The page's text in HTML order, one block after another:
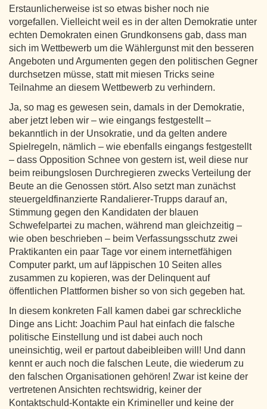
Erstaunlicherweise ist so etwas bisher noch nie
vorgefallen. Vielleicht weil es in der alten Demokratie unter
echten Demokraten einen Grundkonsens gab, dass man
sich im Wettbewerb um die Wählergunst mit den besseren
Angeboten und Argumenten gegen den politischen Gegner
durchsetzen müsse, statt mit miesen Tricks seine
Teilnahme an diesem Wettbewerb zu verhindern.
Ja, so mag es gewesen sein, damals in der Demokratie,
aber jetzt leben wir – wie eingangs festgestellt –
bekanntlich in der Unsokratie, und da gelten andere
Spielregeln, nämlich – wie ebenfalls eingangs festgestellt
– dass Opposition Schnee von gestern ist, weil diese nur
beim reibungslosen Durchregieren zwecks Verteilung der
Beute an die Genossen stört. Also setzt man zunächst
steuergeldfinanzierte Randalierer-Trupps darauf an,
Stimmung gegen den Kandidaten der blauen
Schwefelpartei zu machen, während man gleichzeitig –
wie oben beschrieben – beim Verfassungsschutz zwei
Praktikanten ein paar Tage vor einem internetfähigen
Computer parkt, um auf läppischen 10 Seiten alles
zusammen zu kopieren, was der Delinquent auf
öffentlichen Plattformen bisher so von sich gegeben hat.
In diesem konkreten Fall kamen dabei gar schreckliche
Dinge ans Licht: Joachim Paul hat einfach die falsche
politische Einstellung und ist dabei auch noch
uneinsichtig, weil er partout dabeibleiben will! Und dann
kennt er auch noch die falschen Leute, die wiederum zu
den falschen Organisationen gehören! Zwar ist keine der
vertretenen Ansichten rechtswidrig, keiner der
Kontaktschuld-Kontakte ein Krimineller und keine der